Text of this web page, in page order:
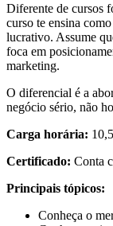
Diferente de cursos
curso te ensina
lucrativo. Assume
foca em
marketing.
O diferencial é a
negócio sério, não
Carga horária:
Certificado: Conta
Principais tópicos:
Conheça o